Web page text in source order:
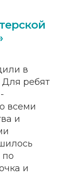
в
ребят
всеми
и
по
и